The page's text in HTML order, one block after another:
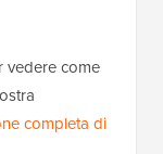
come
completa di